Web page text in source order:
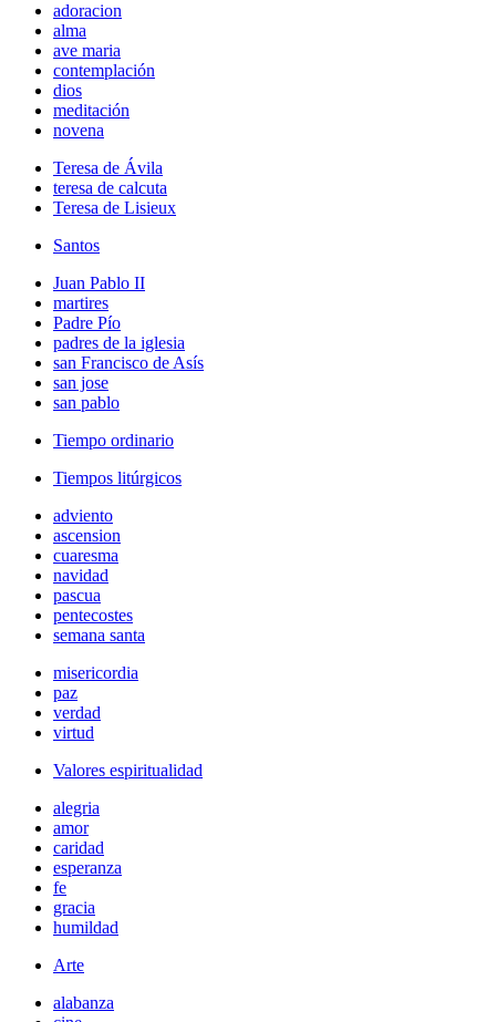
adoracion
alma
ave maria
contemplación
dios
meditación
novena
Teresa de Ávila
teresa de calcuta
Teresa de Lisieux
Santos
Juan Pablo II
martires
Padre Pío
padres de la iglesia
san Francisco de Asís
san jose
san pablo
Tiempo ordinario
Tiempos litúrgicos
adviento
ascension
cuaresma
navidad
pascua
pentecostes
semana santa
misericordia
paz
verdad
virtud
Valores espiritualidad
alegria
amor
caridad
esperanza
fe
gracia
humildad
Arte
alabanza